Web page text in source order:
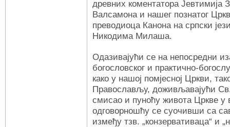
древних коментатора Јевтимија
Валсамона и нашег познатог
преводиоца Канона на српски
Никодима Милаша.
Одазивајући се на непосредни
богословског и практично-
како у нашој помјесној Цркви,
Православљу, доживљавајући
смисао и пуноћу живота Цркве у
одговорношћу се суочивши са
између тзв. „конзервативаца“ и